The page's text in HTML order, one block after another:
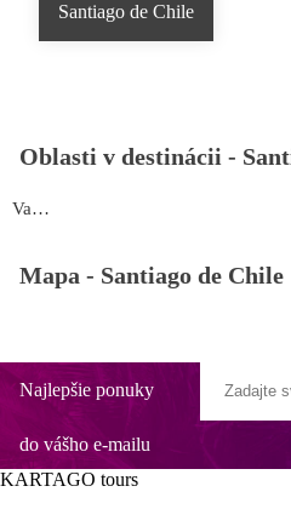
Santiago de Chile
Oblasti v destinácii -
Valle Nevado
Mapa - Santiago de Chile
Najlepšie ponuky
do vášho e-mailu
KARTAGO tours